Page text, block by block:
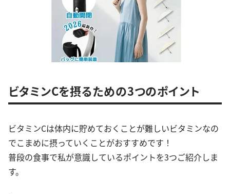
ビタミンCを摂るための3つのポイント
ビタミンCは体内に貯めておくことが難しいビタミンなの
でこまめに摂っていくことがおすすめです！
普段の食事で私が意識しているポイントを3つご紹介しま
す。